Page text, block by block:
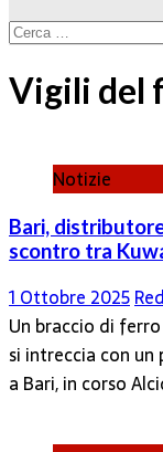
Ricerca
Vigili del
Notizie
Bari,
scontro tra
1 Ottobre 2025
Un braccio di
si intreccia con un
a Bari, in corso